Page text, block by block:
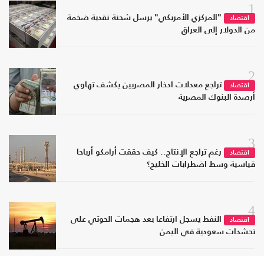
1
اقتصاد
"المركزي الأمريكي" يرسل شحنة نقدية ضخمة
من الدولار إلى العراق
2
اقتصاد
تراجع معدلات ادخار المصريين يكشف تهاوي
أرصدة البنوك المصرية
3
اقتصاد
رغم تراجع الإنتاج.. كيف حققت أرامكو أرباحا
قياسية وسط اضطرابات الخليج؟
4
اقتصاد
النفط يسجل ارتفاعا بعد هجمات الحوثي على
تحشدات سعودية في اليمن